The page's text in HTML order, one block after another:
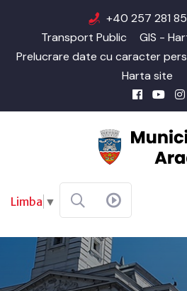
+40 257 281
Transport Public
GIS -
Prelucrare date cu caracter
Harta site
Limba ▼